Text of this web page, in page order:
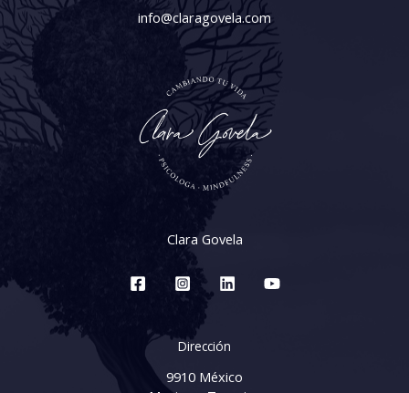
info@claragovela.com
Clara Govela
Dirección
9910 México